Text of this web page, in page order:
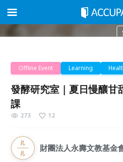
Offline Event Learning
發酵研究室｜夏日慢釀甘
課
273 12
財團法人永壽文教基金